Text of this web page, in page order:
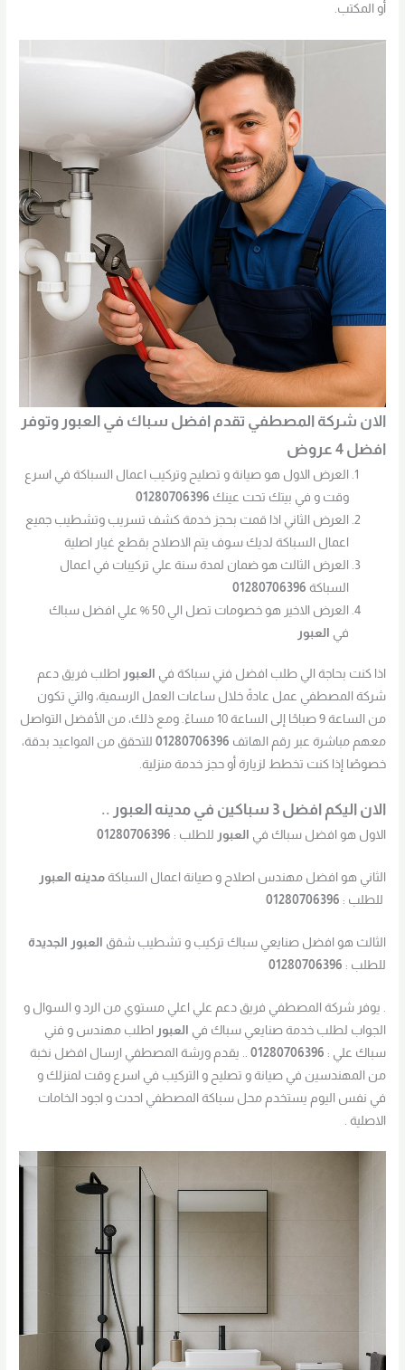
أو المكتب.
الان شركة المصطفي تقدم افضل سباك في العبور وتوفر
افضل 4 عروض
العرض الاول هو صيانة و تصليح وتركيب اعمال السباكة في اسرع
وقت و في بيتك تحت عينك 01280706396
العرض الثاني اذا قمت بحجز خدمة كشف تسريب وتشطيب جميع
اعمال السباكة لديك سوف يتم الاصلاح بقطع غيار اصلية
العرض الثالث هو ضمان لمدة سنة علي تركيبات في اعمال
السباكة 01280706396
العرض الاخير هو خصومات تصل الي 50 % علي افضل سباك
في العبور
اذا كنت بحاجة الي طلب افضل فني سباكة في العبور اطلب فريق دعم
شركة المصطفي عمل عادةً خلال ساعات العمل الرسمية، والتي تكون
من الساعة 9 صباحًا إلى الساعة 10 مساءً. ومع ذلك، من الأفضل التواصل
معهم مباشرة عبر رقم الهاتف 01280706396 للتحقق من المواعيد بدقة،
خصوصًا إذا كنت تخطط لزيارة أو حجز خدمة منزلية.
الان اليكم افضل 3 سباكين في مدينه العبور ..
الاول هو افضل سباك في العبور للطلب : 01280706396
الثاني هو افضل مهندس اصلاح و صيانة اعمال السباكةمدينه العبور
للطلب : 01280706396
الثالث هو افضل صنايعي سباك تركيب و تشطيب شقق العبور الجديدة
للطلب : 01280706396
. يوفر شركة المصطفي فريق دعم علي اعلي مستوي من الرد و السوال و
الجواب لطلب خدمة صنايعي سباك في العبور اطلب مهندس و فني
سباك علي : 01280706396
.. يقدم ورشة المصطفي ارسال افضل نخبة
من المهندسين في صيانة و تصليح و التركيب في اسرع وقت لمنزلك و
في نفس اليوم يستخدم محل سباكة المصطفي احدث و اجود الخامات
الاصلية .